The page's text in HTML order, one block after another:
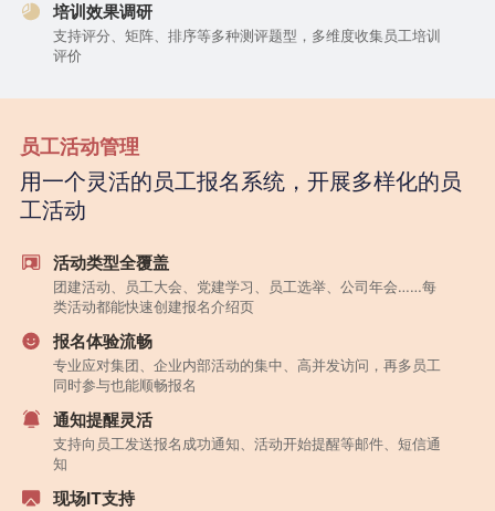
培训效果调研
支持评分、矩阵、排序等多种测评题型，多维度收集员工培训
评价
员工活动管理
用一个灵活的员工报名系统，开展多样化的员
工活动
活动类型全覆盖
团建活动、员工大会、党建学习、员工选举、公司年会……每
类活动都能快速创建报名介绍页
报名体验流畅
专业应对集团、企业内部活动的集中、高并发访问，再多员工
同时参与也能顺畅报名
通知提醒灵活
支持向员工发送报名成功通知、活动开始提醒等邮件、短信通
知
现场IT支持